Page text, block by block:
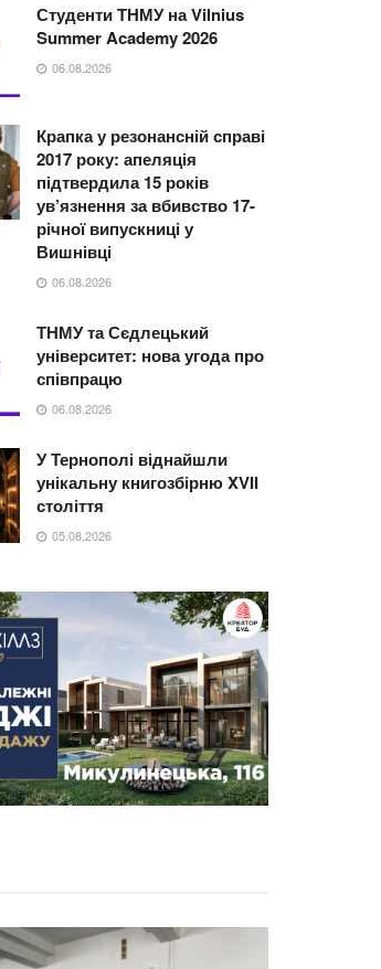
Студенти ТНМУ на Vilnius
Summer Academy 2026
06.08.2026
Крапка у резонансній справі
2017 року: апеляція
підтвердила 15 років
ув’язнення за вбивство 17-
річної випускниці у
Вишнівці
06.08.2026
ТНМУ та Сєдлецький
університет: нова угода про
співпрацю
06.08.2026
У Тернополі віднайшли
унікальну книгозбірню XVII
століття
05.08.2026